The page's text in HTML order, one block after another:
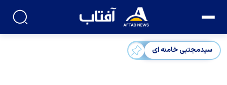
سیدمجتبی خامنه ای